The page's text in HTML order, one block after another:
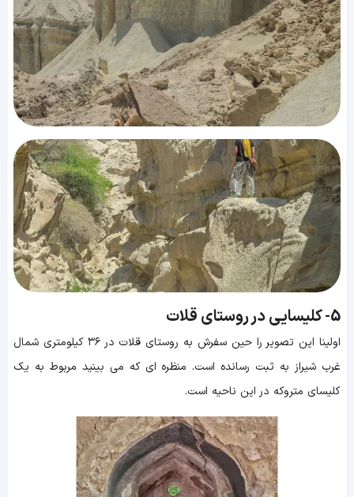
5- کلیسایی در روستای قلات
اولینا این تصویر را حین سفرش به روستای قلات در ۳۶ کیلومتری شمال
غرب شیراز به ثبت رسانده است. منظره ای که می بینید مربوط به یک
کلیسای متروکه در این ناحیه است.